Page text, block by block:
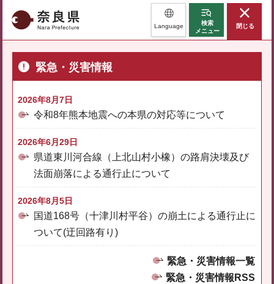
奈良県 Language
検索
メニュー
閉じる
緊急・災害情報
2026年8月7日
令和8年熊本地震への本県の対応等について
2026年6月29日
県道東川河合線（上北山村小橡）の路肩決壊及び
法面崩落による通行止について
2026年8月5日
国道168号（十津川村平谷）の崩土による通行止に
ついて(迂回路有り)
緊急・災害情報一覧
緊急・災害情報RSS